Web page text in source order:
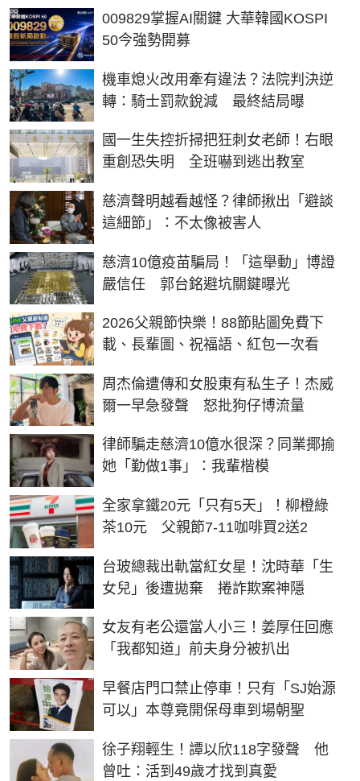
009829掌握AI關鍵 大華韓國KOSPI
50今強勢開募
PR
機車熄火改用牽有違法？法院判決逆
轉：騎士罰款銳減 最終結局曝
國一生失控折掃把狂刺女老師！右眼
重創恐失明 全班嚇到逃出教室
慈濟聲明越看越怪？律師揪出「避談
這細節」：不太像被害人
慈濟10億疫苗騙局！「這舉動」博證
嚴信任 郭台銘避坑關鍵曝光
2026父親節快樂！88節貼圖免費下
載、長輩圖、祝福語、紅包一次看
周杰倫遭傳和女股東有私生子！杰威
爾一早急發聲 怒批狗仔博流量
律師騙走慈濟10億水很深？同業揶揄
她「勤做1事」：我輩楷模
全家拿鐵20元「只有5天」！柳橙綠
茶10元 父親節7-11咖啡買2送2
台玻總裁出軌當紅女星！沈時華「生
女兒」後遭拋棄 捲詐欺案神隱
女友有老公還當人小三！姜厚任回應
「我都知道」前夫身分被扒出
早餐店門口禁止停車！只有「SJ始源
可以」本尊竟開保母車到場朝聖
徐子翔輕生！譚以欣118字發聲 他
曾吐：活到49歲才找到真愛